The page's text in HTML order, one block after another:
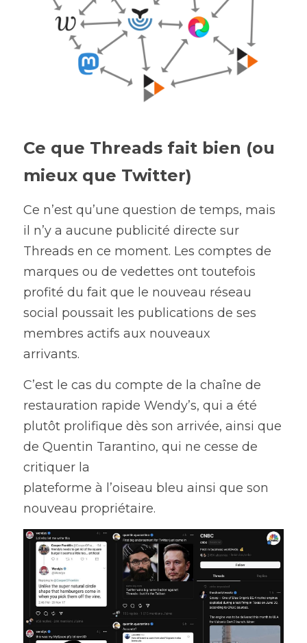
Ce que Threads fait bien (ou
mieux que Twitter)
Ce n’est qu’une question de temps, mais
il n’y a aucune publicité directe sur
Threads en ce moment. Les comptes de
marques ou de vedettes ont toutefois
profité du fait que le nouveau réseau
social poussait les publications de ses
membres actifs aux nouveaux
arrivants.
C’est le cas du compte de la chaîne de
restauration rapide Wendy’s, qui a été
plutôt prolifique dès son arrivée, ainsi que
de Quentin Tarantino, qui ne cesse de
critiquer la
plateforme à l’oiseau bleu ainsi que son
nouveau propriétaire.